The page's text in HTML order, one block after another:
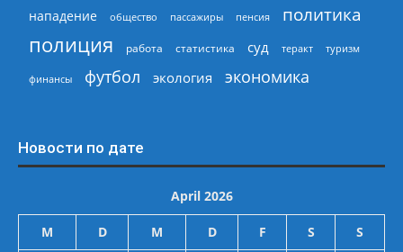
нападение
общество пассажиры пенсия политика
полиция работа статистика суд теракт туризм
финансы футбол экология экономика
Новости по дате
April 2026
M D M D F S S